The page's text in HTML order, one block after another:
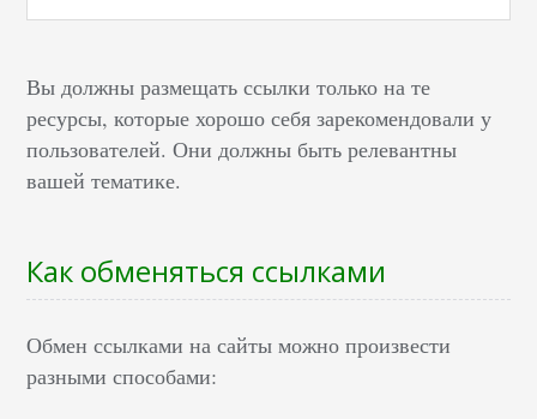
Вы должны размещать ссылки только на те
ресурсы, которые хорошо себя зарекомендовали у
пользователей. Они должны быть релевантны
вашей тематике.
Как обменяться ссылками
Обмен ссылками на сайты можно произвести
разными способами: